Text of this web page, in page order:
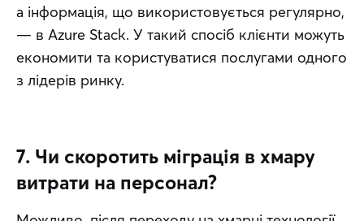
а інформація, що використовується регулярно,
— в Azure Stack. У такий спосіб клієнти можуть
економити та користуватися послугами одного
з лідерів ринку.
7. Чи скоротить міграція в хмару
витрати на персонал?